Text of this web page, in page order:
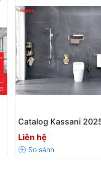
Catalog Kassani
Liên hệ